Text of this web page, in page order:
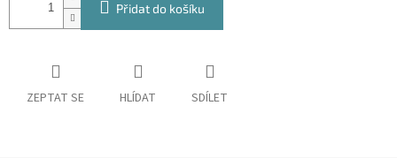
Přidat do košíku
ZEPTAT SE HLÍDAT SDÍLET